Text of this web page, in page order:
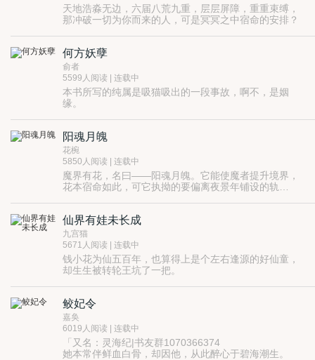
天地浩淼无边，六届八荒九重，层层屏障，重重束缚，
那冲破一切为你而来的人，可是冥冥之中宿命的安排？
护身符，我说宁可粉身碎骨，只要你记起！只要你记
得，只要你呼喊我的名字，哪怕只有此刻，哪怕此刻过
后便是消散，便是寂灭！唯要将这最灿烂的一瞬，在你
心上化作永恒……
莫要忘了，你曾许过我一道归去，寻一方山水，置一片
茅屋，屋前种满梨树，屋后悠悠筱竹，年年岁岁候来竹
翠，守住花开。便是终有梨花玉雨落满地，也莫要再分
离……
何方妖孽
俞者
5599人阅读 | 连载中
本书所写的纯属是吸猫吸出的一段事故，啊不，是姻
缘。
阳魂月魄
花椀
5850人阅读 | 连载中
魔界有花，名曰——阳魂月魄。它能使魔者提升境界，
花本宿命如此，可它执拗的要偏离夜景年铺设的轨
如果从没有爱过，那么人生就是不完整的。
如果从没有被关心过，那么人生就是可悲的。
仙界有娃未长成
九宫猫
5671人阅读 | 连载中
钱小花为仙五百年，也算得上是个左右逢源的好仙童，
却生生被转轮王坑了一把。
什么？找师父还要投胎？哎，转轮前辈您轻点，这样下
去会早产的……
鲛妃令
嘉奂
6019人阅读 | 连载中
「又名：灵海纪|书友群1070366374
她本常伴鲜血白骨，却因他，从此醉心于碧海潮生。